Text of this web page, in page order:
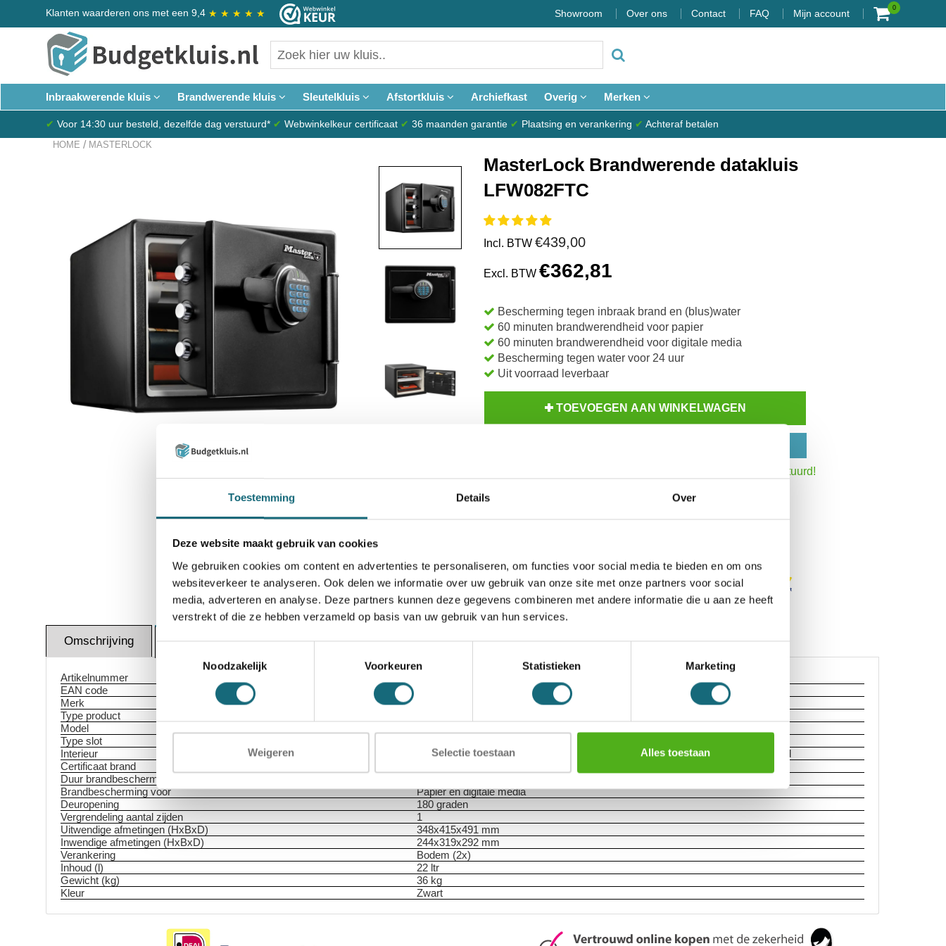
Toestemming Details Over
Deze website maakt gebruik van cookies
We gebruiken cookies om content en advertenties te personaliseren, om functies voor social media te bieden en om ons
websiteverkeer te analyseren. Ook delen we informatie over uw gebruik van onze site met onze partners voor social
media, adverteren en analyse. Deze partners kunnen deze gegevens combineren met andere informatie die u aan ze heeft
verstrekt of die ze hebben verzameld op basis van uw gebruik van hun services.
Noodzakelijk
Voorkeuren Statistieken Marketing
Weigeren Selectie toestaan Alles toestaan
Klanten waarderen ons met een 9,4 ★ ★ ★ ★ ★ Showroom Over ons Contact FAQ Mijn account
0
Inbraakwerende kluis Brandwerende kluis Sleutelkluis Afstortkluis Archiefkast Overig Merken
✔ Voor 14:30 uur besteld, dezelfde dag verstuurd* ✔ Webwinkelkeur certificaat ✔ 36 maanden garantie ✔ Plaatsing en verankering ✔ Achteraf betalen
HOME / MASTERLOCK
Inzoomen
MasterLock Brandwerende datakluis
LFW082FTC
Incl. BTW €439,00
Excl. BTW €362,81
Bescherming tegen inbraak brand en (blus)water
60 minuten brandwerendheid voor papier
60 minuten brandwerendheid voor digitale media
Bescherming tegen water voor 24 uur
Uit voorraad leverbaar
TOEVOEGEN AAN WINKELWAGEN
dezelfde werkdag verstuurd!
Uw keuze zal toevoegen aan het totaalbedrag
Omschrijving Specificaties Alternatieven Levering Opties
Artikelnummer
EAN code
Merk
Type product
Model
Type slot
Interieur
Binnenverlichting, in hoogte verstelbare lade, bergruimte in de deur en een legbord
Certificaat brand
Duur brandbescherming
Brandbescherming voor
Papier en digitale media
Deuropening
180 graden
Vergrendeling aantal zijden
1
Uitwendige afmetingen (HxBxD)
348x415x491 mm
Inwendige afmetingen (HxBxD)
244x319x292 mm
Verankering
Bodem (2x)
Inhoud (l)
22 ltr
Gewicht (kg)
36 kg
Kleur
Zwart